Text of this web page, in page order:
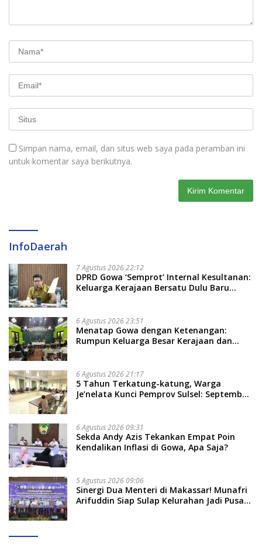
Simpan nama, email, dan situs web saya pada peramban ini
untuk komentar saya berikutnya.
InfoDaerah
7 Agustus 2026 22:12
DPRD Gowa ‘Semprot’ Internal Kesultanan:
Keluarga Kerajaan Bersatu Dulu Baru
6 Agustus 2026 23:51
Menatap Gowa dengan Ketenangan:
Rumpun Keluarga Besar Kerajaan dan
Soal Adat dan Adab
6 Agustus 2026 21:17
5 Tahun Terkatung-katung, Warga
Je’nelata Kunci Pemprov Sulsel: September
6 Agustus 2026 09:31
Sekda Andy Azis Tekankan Empat Poin
Kendalikan Inflasi di Gowa, Apa Saja?
5 Agustus 2026 09:06
Sinergi Dua Menteri di Makassar! Munafri
Arifuddin Siap Sulap Kelurahan Jadi Pusat